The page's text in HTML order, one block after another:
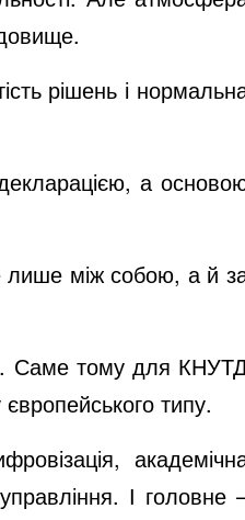
рішень і
а
лише між собою, а й
Саме тому для
типу.
І головне